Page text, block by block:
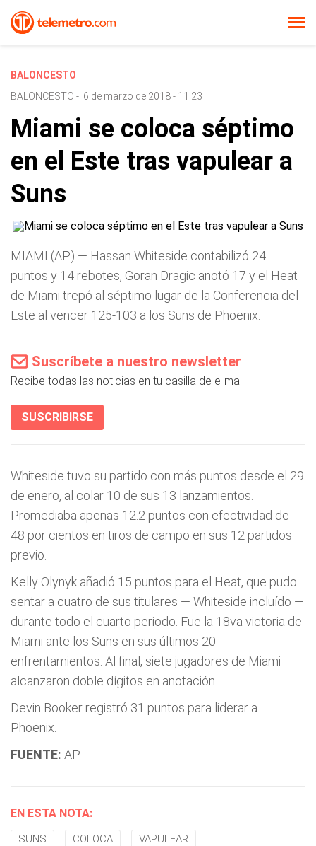
BALONCESTO
BALONCESTO - 6 de marzo de 2018 - 11:23
Miami se coloca séptimo
en el Este tras vapulear a
Suns
MIAMI (AP) — Hassan Whiteside contabilizó 24
puntos y 14 rebotes, Goran Dragic anotó 17 y el Heat
de Miami trepó al séptimo lugar de la Conferencia del
Este al vencer 125-103 a los Suns de Phoenix.
Suscríbete a nuestro newsletter
Recibe todas las noticias en tu casilla de e-mail.
SUSCRIBIRSE
Whiteside tuvo su partido con más puntos desde el 29
de enero, al colar 10 de sus 13 lanzamientos.
Promediaba apenas 12.2 puntos con efectividad de
48 por cientos en tiros de campo en sus 12 partidos
previo.
Kelly Olynyk añadió 15 puntos para el Heat, que pudo
sentar a cuatro de sus titulares — Whiteside incluído —
durante todo el cuarto periodo. Fue la 18va victoria de
Miami ante los Suns en sus últimos 20
enfrentamientos. Al final, siete jugadores de Miami
alcanzaron doble dígitos en anotación.
Devin Booker registró 31 puntos para liderar a
Phoenix.
FUENTE: AP
EN ESTA NOTA:
SUNS COLOCA VAPULEAR